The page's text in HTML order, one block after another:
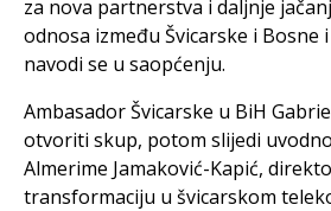
za nova partnerstva i daljnje
odnosa između Švicarske i Bosne
navodi se u saopćenju.
Ambasador Švicarske u BiH
otvoriti skup, potom slijedi
Almerime Jamaković-Kapić,
transformaciju u švicarskom